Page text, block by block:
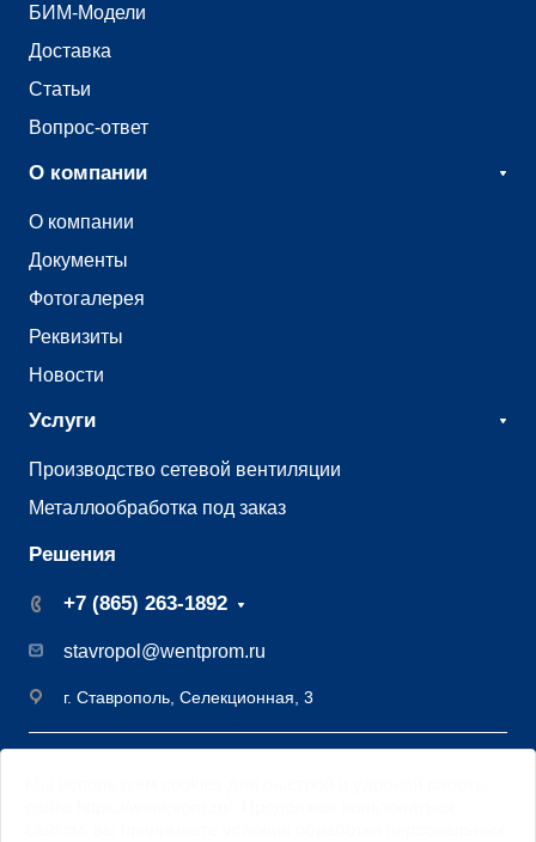
БИМ-Модели
Доставка
Статьи
Вопрос-ответ
О компании
О компании
Документы
Фотогалерея
Реквизиты
Новости
Услуги
Производство сетевой вентиляции
Металлообработка под заказ
Решения
+7 (865) 263-1892
stavropol@wentprom.ru
г. Ставрополь, Селекционная, 3